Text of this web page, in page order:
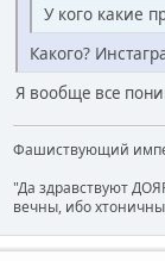
У кого какие
Какого?
Я вообще все
Фашиствующий
"Да здравствуют
вечны, ибо